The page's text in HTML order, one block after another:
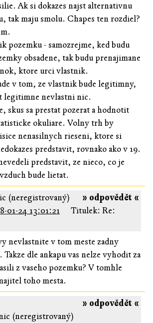
Ak si dokazes najst alternativnu
tak maju smolu. Chapes ten rozdiel?
pozemku - samozrejme, ked budu
obsadene, tak budu prenajimane
ktore urci vlastnik.
v tom, ze vlastnik bude legitimny,
legitimne nevlastni nic.
skus sa prestat pozerat a hodnotit
okuliare. Volny trh by
nenasilnych rieseni, ktore si
predstavit, rovnako ako v 19.
predstavit, ze nieco, co je
bude lietat.
» odpovědět «
(neregistrovaný)
01-24 13:01:21
Titulek: Re:
nevlastnite v tom meste zadny
Takze dle ankapu vas nelze vyhodit za
z vaseho pozemku? V tomhle
toho mesta.
» odpovědět «
(neregistrovaný)